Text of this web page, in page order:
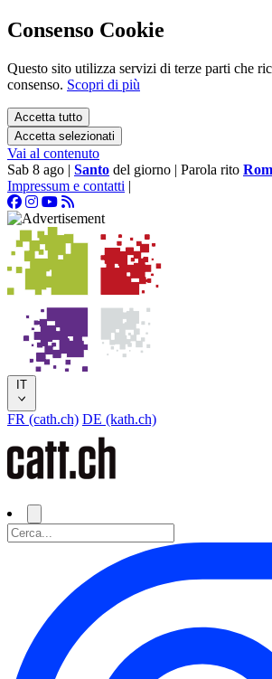
Consenso Cookie
Questo sito utilizza servizi di terze parti che
consenso. Scopri di più
Accetta tutto
Accetta selezionati
Vai al contenuto
Sab 8 ago | Santo del giorno | Parola rito
Impressum e contatti |
IT
FR (cath.ch) DE (kath.ch)